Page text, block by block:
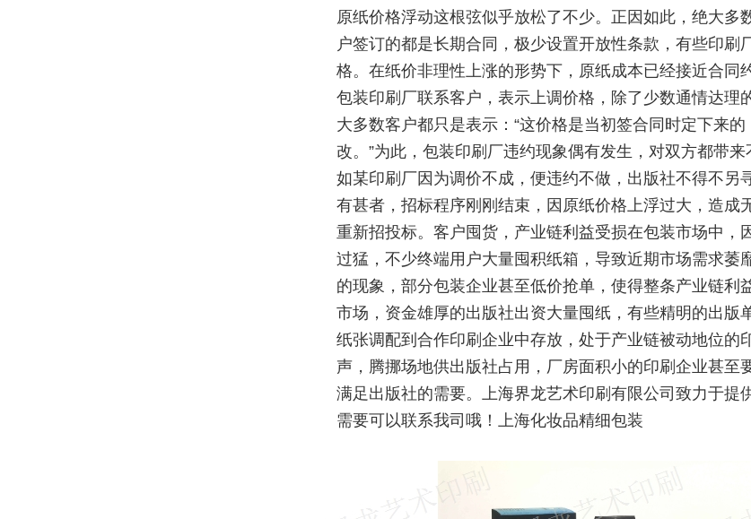
原纸价格浮动这根弦似乎放松了不少。正因如此，绝大多
户签订的都是长期合同，极少设置开放性条款，有些印刷
格。在纸价非理性上涨的形势下，原纸成本已经接近合同
包装印刷厂联系客户，表示上调价格，除了少数通情达理
大多数客户都只是表示：“这价格是当初签合同时定下来的
改。”为此，包装印刷厂违约现象偶有发生，对双方都带
如某印刷厂因为调价不成，便违约不做，出版社不得不另
有甚者，招标程序刚刚结束，因原纸价格上浮过大，造成
重新招投标。客户囤货，产业链利益受损在包装市场中，
过猛，不少终端用户大量囤积纸箱，导致近期市场需求萎
的现象，部分包装企业甚至低价抢单，使得整条产业链利
市场，资金雄厚的出版社出资大量囤纸，有些精明的出版
纸张调配到合作印刷企业中存放，处于产业链被动地位的
声，腾挪场地供出版社占用，厂房面积小的印刷企业甚至
满足出版社的需要。上海界龙艺术印刷有限公司致力于提
需要可以联系我司哦！上海化妆品精细包装